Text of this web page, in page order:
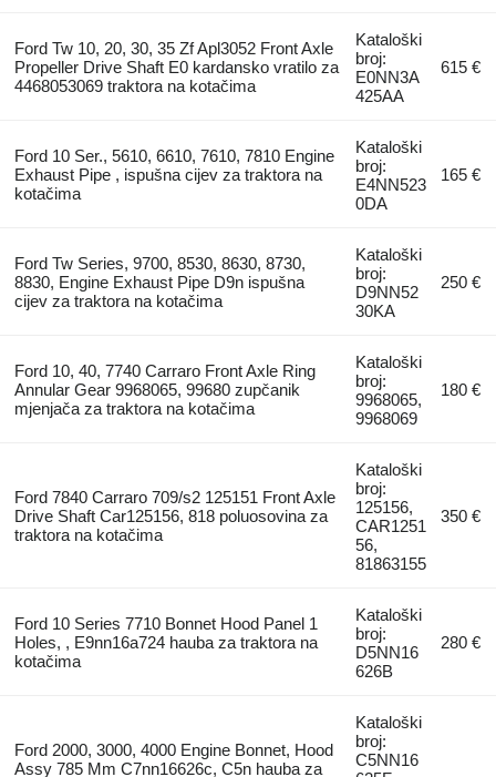
Ford Tw 10, 20, 30, 35 Zf Apl3052 Front Axle
Propeller Drive Shaft E0 kardansko vratilo za
4468053069 traktora na kotačima
Kataloški
broj:
E0NN3A
425AA
615 €
Ford 10 Ser., 5610, 6610, 7610, 7810 Engine
Exhaust Pipe , ispušna cijev za traktora na
kotačima
Kataloški
broj:
E4NN523
0DA
165 €
Ford Tw Series, 9700, 8530, 8630, 8730,
8830, Engine Exhaust Pipe D9n ispušna
cijev za traktora na kotačima
Kataloški
broj:
D9NN52
30KA
250 €
Ford 10, 40, 7740 Carraro Front Axle Ring
Annular Gear 9968065, 99680 zupčanik
mjenjača za traktora na kotačima
Kataloški
broj:
9968065,
9968069
180 €
Ford 7840 Carraro 709/s2 125151 Front Axle
Drive Shaft Car125156, 818 poluosovina za
traktora na kotačima
Kataloški
broj:
125156,
CAR1251
56,
81863155
350 €
Ford 10 Series 7710 Bonnet Hood Panel 1
Holes, , E9nn16a724 hauba za traktora na
kotačima
Kataloški
broj:
D5NN16
626B
280 €
Ford 2000, 3000, 4000 Engine Bonnet, Hood
Assy 785 Mm C7nn16626c, C5n hauba za
Kataloški
broj:
C5NN16